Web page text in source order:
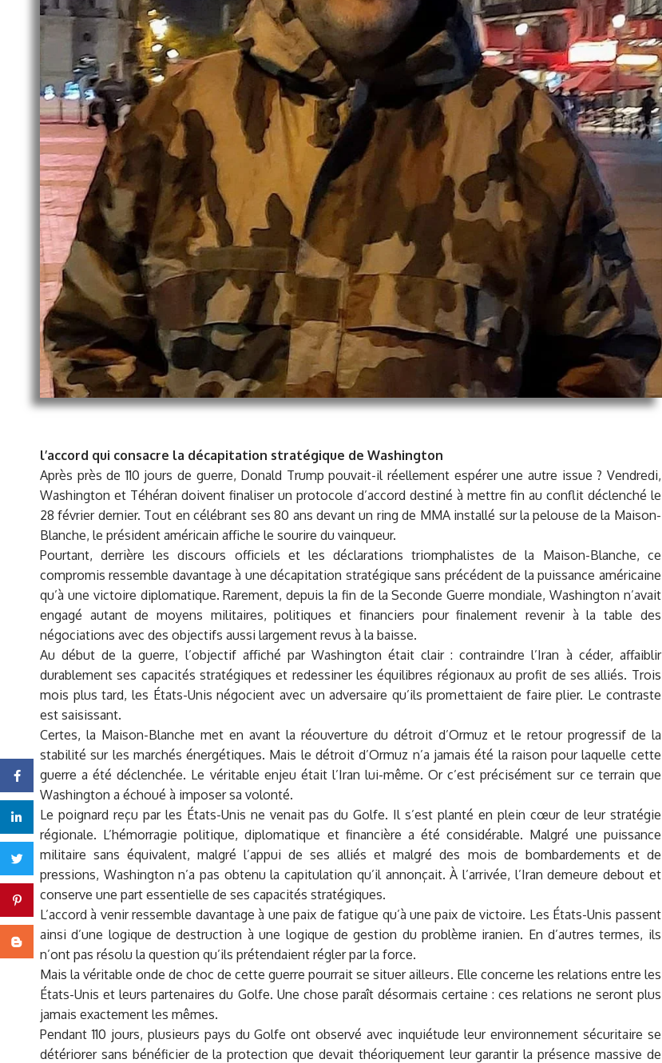
Facebook
Linkedin
Twitter
Pinterest
Blogger
l’accord qui consacre la décapitation stratégique de Washington
Après près de 110 jours de guerre, Donald Trump pouvait-il réellement espérer une autre issue ? Vendredi,
Washington et Téhéran doivent finaliser un protocole d’accord destiné à mettre fin au conflit déclenché le
28 février dernier. Tout en célébrant ses 80 ans devant un ring de MMA installé sur la pelouse de la Maison-
Blanche, le président américain affiche le sourire du vainqueur.
Pourtant, derrière les discours officiels et les déclarations triomphalistes de la Maison-Blanche, ce
compromis ressemble davantage à une décapitation stratégique sans précédent de la puissance américaine
qu’à une victoire diplomatique. Rarement, depuis la fin de la Seconde Guerre mondiale, Washington n’avait
engagé autant de moyens militaires, politiques et financiers pour finalement revenir à la table des
négociations avec des objectifs aussi largement revus à la baisse.
Au début de la guerre, l’objectif affiché par Washington était clair : contraindre l’Iran à céder, affaiblir
durablement ses capacités stratégiques et redessiner les équilibres régionaux au profit de ses alliés. Trois
mois plus tard, les États-Unis négocient avec un adversaire qu’ils promettaient de faire plier. Le contraste
est saisissant.
Certes, la Maison-Blanche met en avant la réouverture du détroit d’Ormuz et le retour progressif de la
stabilité sur les marchés énergétiques. Mais le détroit d’Ormuz n’a jamais été la raison pour laquelle cette
guerre a été déclenchée. Le véritable enjeu était l’Iran lui-même. Or c’est précisément sur ce terrain que
Washington a échoué à imposer sa volonté.
Le poignard reçu par les États-Unis ne venait pas du Golfe. Il s’est planté en plein cœur de leur stratégie
régionale. L’hémorragie politique, diplomatique et financière a été considérable. Malgré une puissance
militaire sans équivalent, malgré l’appui de ses alliés et malgré des mois de bombardements et de
pressions, Washington n’a pas obtenu la capitulation qu’il annonçait. À l’arrivée, l’Iran demeure debout et
conserve une part essentielle de ses capacités stratégiques.
L’accord à venir ressemble davantage à une paix de fatigue qu’à une paix de victoire. Les États-Unis passent
ainsi d’une logique de destruction à une logique de gestion du problème iranien. En d’autres termes, ils
n’ont pas résolu la question qu’ils prétendaient régler par la force.
Mais la véritable onde de choc de cette guerre pourrait se situer ailleurs. Elle concerne les relations entre les
États-Unis et leurs partenaires du Golfe. Une chose paraît désormais certaine : ces relations ne seront plus
jamais exactement les mêmes.
Pendant 110 jours, plusieurs pays du Golfe ont observé avec inquiétude leur environnement sécuritaire se
détériorer sans bénéficier de la protection que devait théoriquement leur garantir la présence massive de